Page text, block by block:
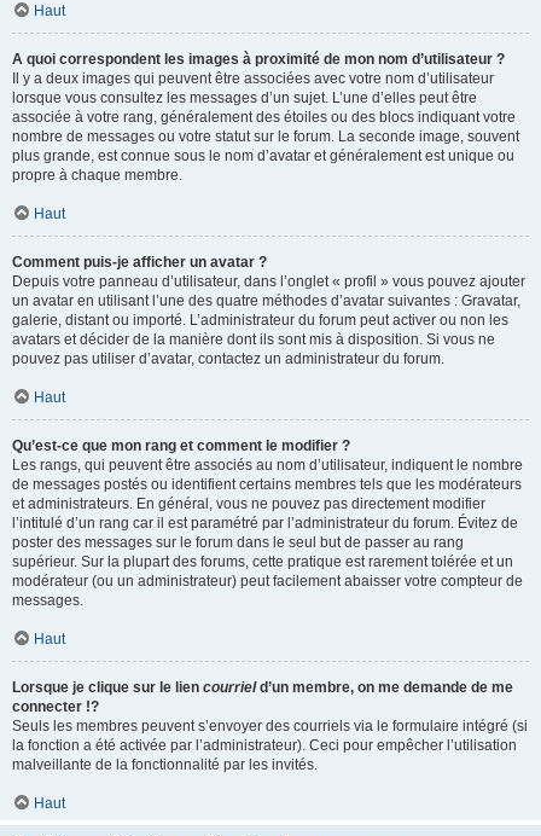
Haut
A quoi correspondent les images à proximité de mon nom d’utilisateur ?
Il y a deux images qui peuvent être associées avec votre nom d’utilisateur
lorsque vous consultez les messages d’un sujet. L’une d’elles peut être
associée à votre rang, généralement des étoiles ou des blocs indiquant votre
nombre de messages ou votre statut sur le forum. La seconde image, souvent
plus grande, est connue sous le nom d’avatar et généralement est unique ou
propre à chaque membre.
Haut
Comment puis-je afficher un avatar ?
Depuis votre panneau d’utilisateur, dans l’onglet « profil » vous pouvez ajouter
un avatar en utilisant l’une des quatre méthodes d’avatar suivantes : Gravatar,
galerie, distant ou importé. L’administrateur du forum peut activer ou non les
avatars et décider de la manière dont ils sont mis à disposition. Si vous ne
pouvez pas utiliser d’avatar, contactez un administrateur du forum.
Haut
Qu’est-ce que mon rang et comment le modifier ?
Les rangs, qui peuvent être associés au nom d’utilisateur, indiquent le nombre
de messages postés ou identifient certains membres tels que les modérateurs
et administrateurs. En général, vous ne pouvez pas directement modifier
l’intitulé d’un rang car il est paramétré par l’administrateur du forum. Évitez de
poster des messages sur le forum dans le seul but de passer au rang
supérieur. Sur la plupart des forums, cette pratique est rarement tolérée et un
modérateur (ou un administrateur) peut facilement abaisser votre compteur de
messages.
Haut
Lorsque je clique sur le lien courrield’un membre, on me demande de me
connecter !?
Seuls les membres peuvent s’envoyer des courriels via le formulaire intégré (si
la fonction a été activée par l’administrateur). Ceci pour empêcher l’utilisation
malveillante de la fonctionnalité par les invités.
Haut